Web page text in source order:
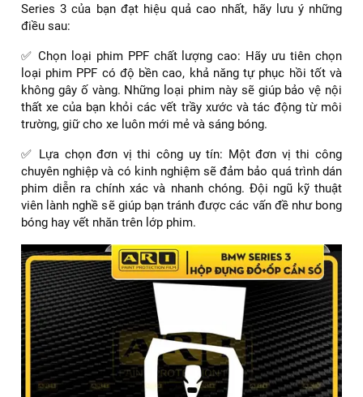
Series 3 của bạn đạt hiệu quả cao nhất, hãy lưu ý những
điều sau:
✅ Chọn loại phim PPF chất lượng cao: Hãy ưu tiên chọn
loại phim PPF có độ bền cao, khả năng tự phục hồi tốt và
không gây ố vàng. Những loại phim này sẽ giúp bảo vệ nội
thất xe của bạn khỏi các vết trầy xước và tác động từ môi
trường, giữ cho xe luôn mới mẻ và sáng bóng.
✅ Lựa chọn đơn vị thi công uy tín: Một đơn vị thi công
chuyên nghiệp và có kinh nghiệm sẽ đảm bảo quá trình dán
phim diễn ra chính xác và nhanh chóng. Đội ngũ kỹ thuật
viên lành nghề sẽ giúp bạn tránh được các vấn đề như bong
bóng hay vết nhăn trên lớp phim.